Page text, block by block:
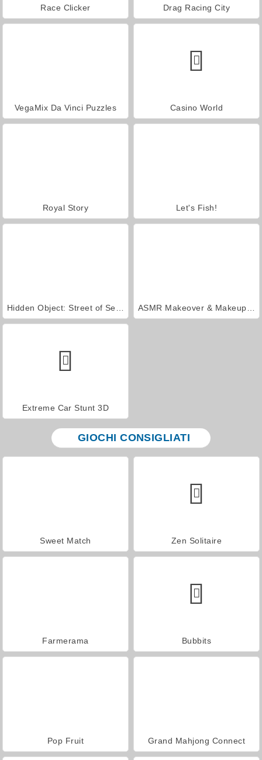
Race Clicker Drag Racing City
VegaMix Da Vinci Puzzles Casino World
Royal Story Let's Fish!
Extreme Car Stunt 3D
GIOCHI CONSIGLIATI
Sweet Match Zen Solitaire
Farmerama Bubbits
Pop Fruit Grand Mahjong Connect